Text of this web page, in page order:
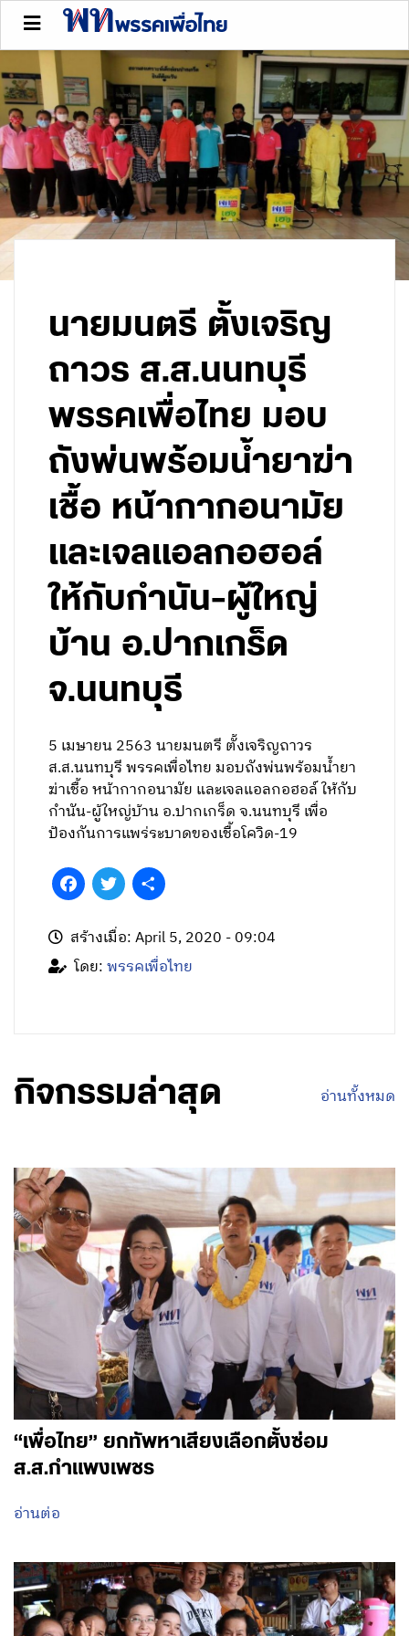
นายมนตรี ตั้งเจริญ
ถาวร ส.ส.นนทบุรี
พรรคเพื่อไทย มอบ
ถังพ่นพร้อมน้ำยาฆ่า
เชื้อ หน้ากากอนามัย
และเจลแอลกอฮอล์
ให้กับกำนัน-ผู้ใหญ่
บ้าน อ.ปากเกร็ด
จ.นนทบุรี
5 เมษายน 2563 นายมนตรี ตั้งเจริญถาวร
ส.ส.นนทบุรี พรรคเพื่อไทย มอบถังพ่นพร้อมน้ำยา
ฆ่าเชื้อ หน้ากากอนามัย และเจลแอลกอฮอล์ ให้กับ
กำนัน-ผู้ใหญ่บ้าน อ.ปากเกร็ด จ.นนทบุรี เพื่อ
ป้องกันการแพร่ระบาดของเชื้อโควิด-19
FacebookTwitter
สร้างเมื่อ: April 5, 2020 - 09:04
โดย:พรรคเพื่อไทย
กิจกรรมล่าสุด อ่านทั้งหมด
“เพื่อไทย” ยกทัพหาเสียงเลือกตั้งซ่อม
ส.ส.กำแพงเพชร
อ่านต่อ